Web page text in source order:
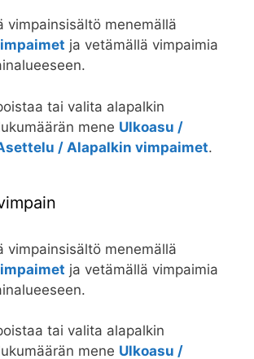
vimpainsisältö menemällä
ja vetämällä vimpaimia
tai valita alapalkin
mene Ulkoasu /
/ Alapalkin vimpaimet.
vimpainsisältö menemällä
ja vetämällä vimpaimia
tai valita alapalkin
mene Ulkoasu /